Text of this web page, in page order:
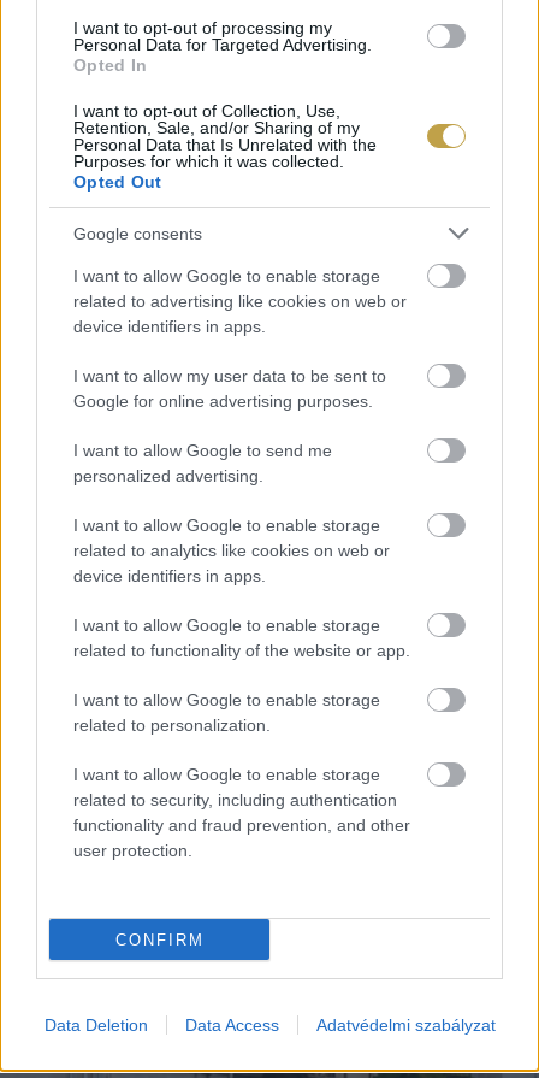
I want to opt-out of processing my
Personal Data for Targeted Advertising.
Opted In
I want to opt-out of Collection, Use,
Retention, Sale, and/or Sharing of my
Personal Data that Is Unrelated with the
Purposes for which it was collected.
Opted Out
Google consents
I want to allow Google to enable storage
related to advertising like cookies on web or
device identifiers in apps.
I want to allow my user data to be sent to
Google for online advertising purposes.
I want to allow Google to send me
personalized advertising.
I want to allow Google to enable storage
related to analytics like cookies on web or
device identifiers in apps.
I want to allow Google to enable storage
related to functionality of the website or app.
I want to allow Google to enable storage
related to personalization.
I want to allow Google to enable storage
related to security, including authentication
functionality and fraud prevention, and other
user protection.
CONFIRM
Data Deletion Data Access Adatvédelmi szabályzat
vendégek körében. Ha már különlegesség, akkor
jöjjön még egy kis extra ötlet. Sose dobjuk ki a
banán héját, abból is készíthető ugyanis egy
finomság! Mi is bemutattuk már a banánhéjból
készített sült szalonnát, ami tökéletes főétel lehet
az előbbiekben ismertetett desszert előtt. A
receptetitt
elolvasni.
Címlapfotó: Mike Dorner / Unsplash
EZEK IS ÉRDEKELHETNEK